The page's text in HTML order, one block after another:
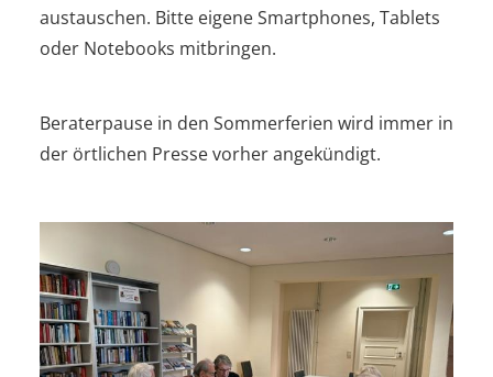
austauschen. Bitte eigene Smartphones, Tablets
oder Notebooks mitbringen.
Beraterpause in den Sommerferien wird immer in
der örtlichen Presse vorher angekündigt.